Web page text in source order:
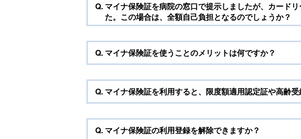
Q. マイナ保険証を病院の窓口で提示しましたが、カード
た。この場合は、全額自己負担となるのでしょうか？
Q. マイナ保険証を使うことのメリットは何ですか？
Q. マイナ保険証を利用すると、限度額適用認定証や高齢
Q. マイナ保険証の利用登録を解除できますか？